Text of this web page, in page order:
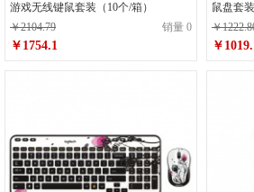
游戏无线键鼠套装（10个/箱）
￥2104.79
销量 0
￥1754.1
鼠盘套
￥
￥